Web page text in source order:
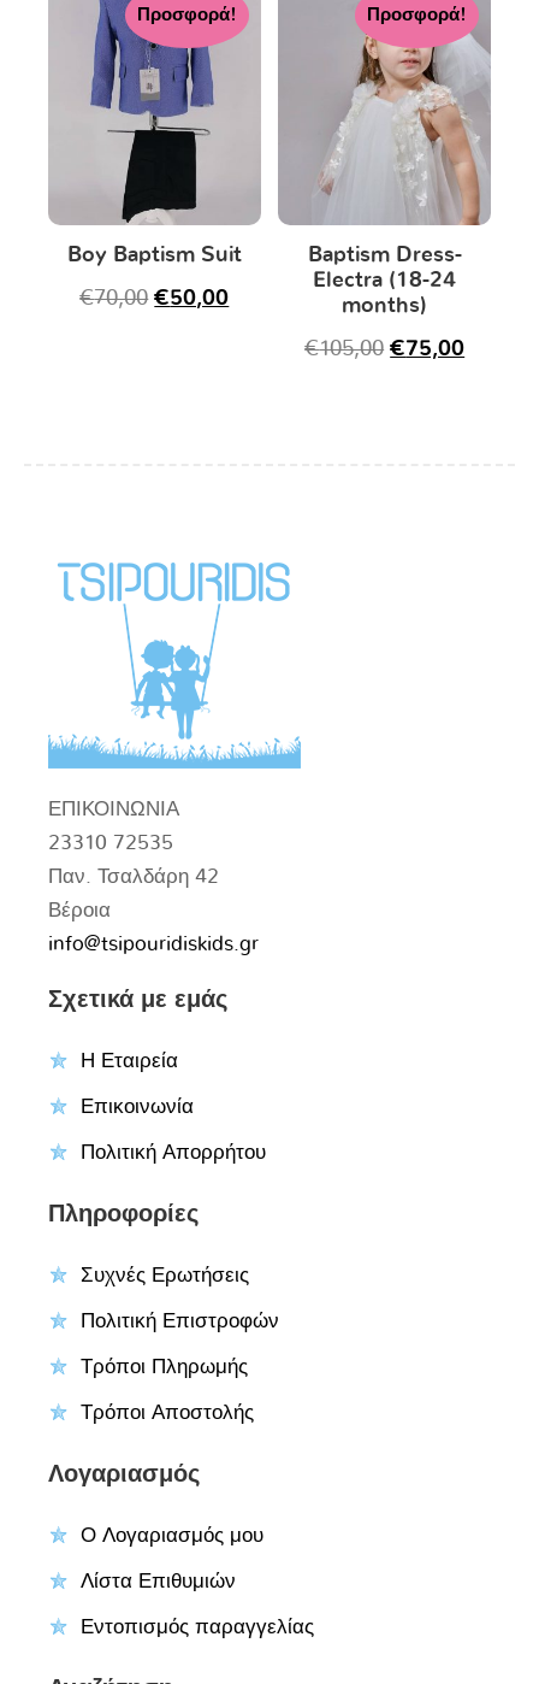
Προσφορά!
Boy Baptism Suit
€70,00 €50,00
Προσφορά!
Baptism Dress-
Electra (18-24
months)
€105,00 €75,00
ΕΠΙΚΟΙΝΩΝΙΑ
23310 72535
Παν. Τσαλδάρη 42
Βέροια
info@tsipouridiskids.gr
Σχετικά με εμάς
Η Εταιρεία
Επικοινωνία
Πολιτική Απορρήτου
Πληροφορίες
Συχνές Ερωτήσεις
Πολιτική Επιστροφών
Τρόποι Πληρωμής
Τρόποι Αποστολής
Λογαριασμός
Ο Λογαριασμός μου
Λίστα Επιθυμιών
Εντοπισμός παραγγελίας